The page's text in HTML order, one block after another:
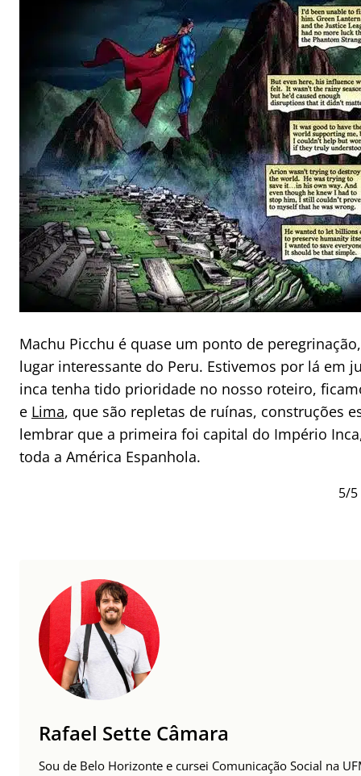
Machu Picchu é quase um ponto de
lugar interessante do Peru. Estivemos por lá em
inca tenha tido prioridade no nosso roteiro,
e Lima, que são repletas de ruínas, construções
lembrar que a primeira foi capital do Império
toda a América Espanhola.
5/5
Rafael Sette Câmara
Sou de Belo Horizonte e cursei Comunicação Social na